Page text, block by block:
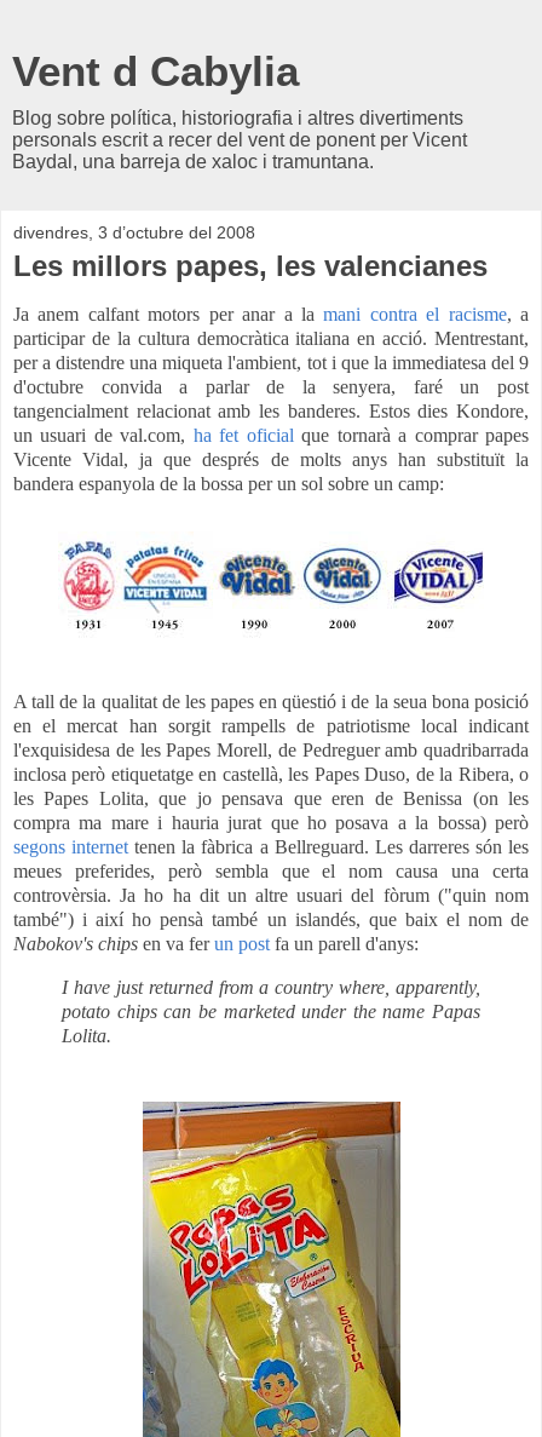
Vent d Cabylia
Blog sobre política, historiografia i altres divertiments
personals escrit a recer del vent de ponent per Vicent
Baydal, una barreja de xaloc i tramuntana.
divendres, 3 d’octubre del 2008
Les millors papes, les valencianes
Ja anem calfant motors per anar a lamani contra el racisme, a
participar de la cultura democràtica italiana en acció. Mentrestant,
per a distendre una miqueta l'ambient, tot i que la immediatesa del 9
d'octubre convida a parlar de la senyera, faré un post
tangencialment relacionat amb les banderes. Estos dies Kondore,
un usuari de val.com, ha fet oficial que tornarà a comprar papes
Vicente Vidal, ja que després de molts anys han substituït la
bandera espanyola de la bossa per un sol sobre un camp:
A tall de la qualitat de les papes en qüestió i de la seua bona posició
en el mercat han sorgit rampells de patriotisme local indicant
l'exquisidesa de les Papes Morell, de Pedreguer amb quadribarrada
inclosa però etiquetatge en castellà, les Papes Duso, de la Ribera, o
les Papes Lolita, que jo pensava que eren de Benissa (on les
compra ma mare i hauria jurat que ho posava a la bossa) però
segons internet tenen la fàbrica a Bellreguard. Les darreres són les
meues preferides, però sembla que el nom causa una certa
controvèrsia. Ja ho ha dit un altre usuari del fòrum ("quin nom
també") i així ho pensà també un islandés, que baix el nom de
Nabokov's chips en va ferun post fa un parell d'anys:
I have just returned from a country where, apparently,
potato chips can be marketed under the name Papas
Lolita.